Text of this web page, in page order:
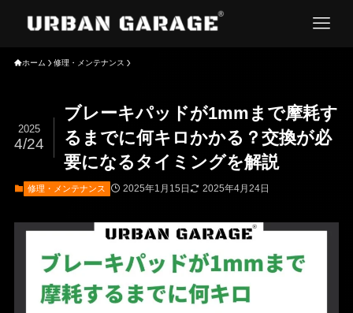
ホーム 修理・メンテナンス
ブレーキパッドが1mmまで摩耗す
るまでに何キロかかる？交換が必
要になるタイミングを解説
2025
4/24
修理・メンテナンス 2025年1月15日 2025年4月24日